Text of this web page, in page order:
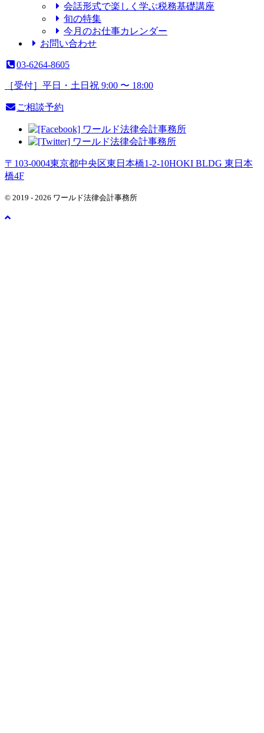
会話形式で楽しく学ぶ税務基礎講座
旬の特集
今月のお仕事カレンダー
お問い合わせ
03-6264-8605
［受付］平日・土日祝 9:00 〜 18:00
ご相談予約
〒103-0004東京都中央区東日本橋1-2-10HOKI BLDG 東日本
橋4F
© 2019 - 2026 ワールド法律会計事務所